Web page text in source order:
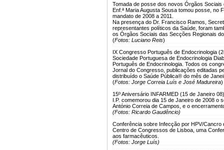
Tomada de posse dos novos Órgãos
Enf.ª Maria Augusta Sousa tomou posse, no
mandato de 2008 a 2011.
Na presença do Dr. Francisco Ramos,
representantes políticos da Saúde, foram
os Órgãos Sociais das Secções Regionais
(Fotos: Luciano Reis)
IX Congresso Português de Endocrinologia
Sociedade Portuguesa de Endocrinologia
Português de Endocrinologia. Todos os
Jornal do Congresso, publicações editadas
distribuído o Saúde Pública® do mês de
(Fotos: Jorge Correia Luís e José Madureira)
15º Aniversário INFARMED (15 de Janeiro 08)
I.P. comemorou dia 15 de Janeiro de 2008 o
António Correia de Campos, e o
(Fotos: Ricardo Gaudêncio)
Conferência sobre Infecção por HPV/
Centro de Congressos de Lisboa, uma
aos farmacêuticos.
(Fotos: Jorge Luís)